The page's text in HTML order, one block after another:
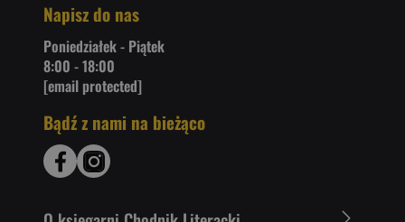
Napisz do nas
Poniedziałek - Piątek
8:00 - 18:00
[email protected]
Bądź z nami na bieżąco